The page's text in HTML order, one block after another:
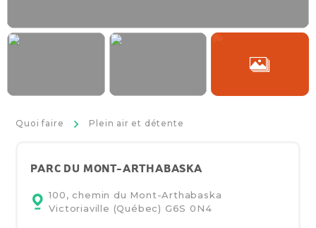
Quoi faire >
Plein air et détente
PARC DU MONT-ARTHABASKA
100, chemin du Mont-Arthabaska
Victoriaville (Québec) G6S 0N4